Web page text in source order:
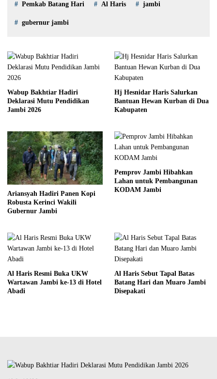
Pemkab Batang Hari Al Haris jambi
gubernur jambi
Wabup Bakhtiar Hadiri
Deklarasi Mutu Pendidikan
Jambi 2026
Hj Hesnidar Haris Salurkan
Bantuan Hewan Kurban di Dua
Kabupaten
Ariansyah Hadiri Panen Kopi
Robusta Kerinci Wakili
Gubernur Jambi
Pemprov Jambi Hibahkan
Lahan untuk Pembangunan
KODAM Jambi
Al Haris Resmi Buka UKW
Wartawan Jambi ke-13 di Hotel
Abadi
Al Haris Sebut Tapal Batas
Batang Hari dan Muaro Jambi
Disepakati